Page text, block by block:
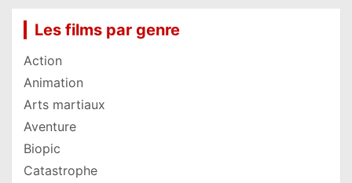
Les films par genre
Action
Animation
Arts martiaux
Aventure
Biopic
Catastrophe